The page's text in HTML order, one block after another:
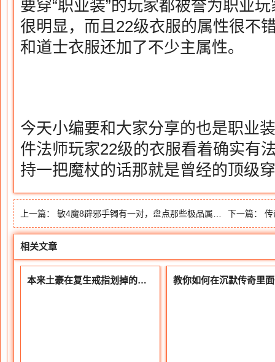
要穿“职业装”的玩家都被誉为职业
很明显，而且22级衣服的属性很不
和道士衣服还加了不少主属性。
今天小编要和大家分享的也是职
件法师玩家22级的衣服看着确实有
持一把魔杖的话那就是曾经的顶级
上一篇： 敏4魔8辟邪手镯有一对，盘点那些极品属性的辟邪手镯 下一篇： 传
相关文章
本来土豪在复生戒指划掉的时分立马请求了账号保护